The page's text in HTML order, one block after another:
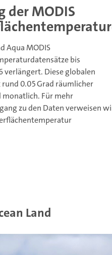
der MODIS
Aqua MODIS
bis
verlängert. Diese globalen
0.05 Grad räumlicher
Für mehr
zu den Daten verweisen
Land